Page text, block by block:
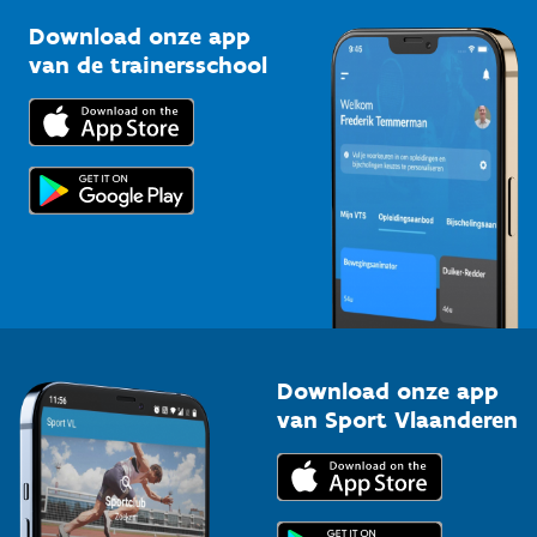
Bedrijven
Trainers en begeleiders
Topsporters
Kennisplatform
Downloads
Voor de pers
Download onze app
van de trainersschool
Download onze app
van Sport Vlaanderen